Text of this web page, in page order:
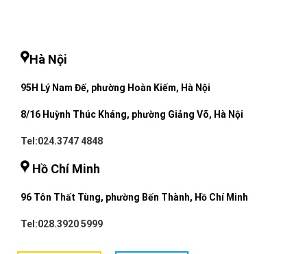
Hà Nội
95H Lý Nam Đế, phường Hoàn Kiếm, Hà Nội
8/16 Huỳnh Thúc Kháng, phường Giảng Võ, Hà Nội
Tel:024.3747 4848
Hồ Chí Minh
96 Tôn Thất Tùng, phường Bến Thành, Hồ Chí Minh
Tel:028.3920 5999